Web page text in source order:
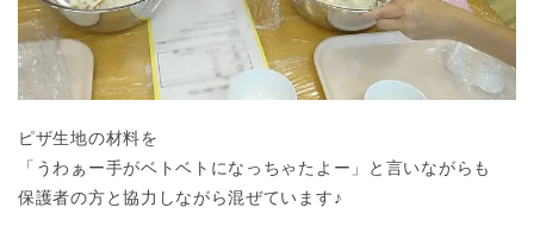
ピザ生地の材料を
「うわぁー手がベトベトになっちゃたよー」と言いながらも
保護者の方と協力しながら混ぜています♪